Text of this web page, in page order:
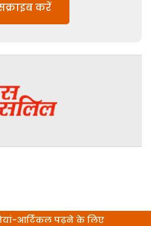
करें
आर्टिकल पढ़ने के लिए